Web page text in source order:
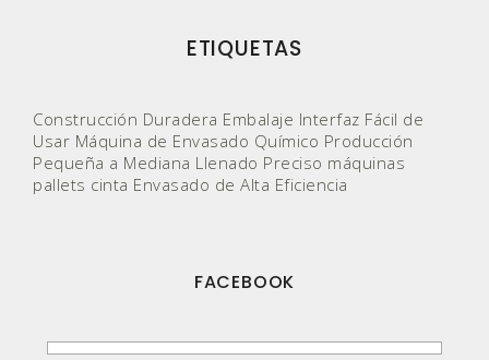
ETIQUETAS
Construcción Duradera Embalaje Interfaz Fácil de
Usar Máquina de Envasado Químico Producción
Pequeña a Mediana Llenado Preciso máquinas
pallets cinta Envasado de Alta Eficiencia
FACEBOOK